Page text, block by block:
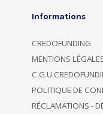
Informations
CREDOFUNDING
MENTIONS
C.G.U
POLITIQUE DE
RÉCLAMATIONS -